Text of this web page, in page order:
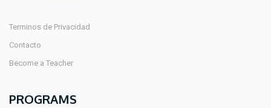
Terminos de Privacidad
Contacto
Become a Teacher
PROGRAMS